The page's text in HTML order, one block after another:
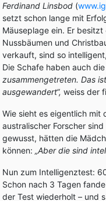
Ferdinand Linsbod (
setzt schon lange mit
Mäuseplage ein. Er
Nussbäumen und
verkauft, sind so
Die Schafe haben auch
zusammengetreten. Das
ausgewandert“, weiss der
Wie sieht es eigentlich mit
australischer Forscher
gewusst, hätten die
können: „Aber die sind
Nun zum Intelligenztest:
Schon nach 3 Tagen
der Test wiederholt – und